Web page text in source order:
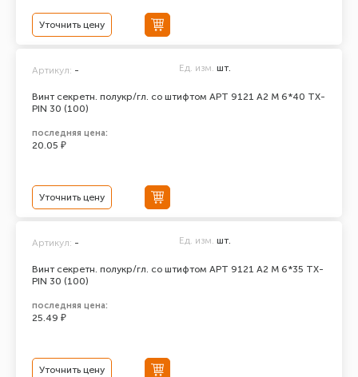
Уточнить цену
Винт секретн. полукр/гл. со штифтом АРТ 9121 А2 M 6*40 TX-
PIN 30 (100)
Артикул: - Ед. изм. шт.
последняя цена:
20.05 ₽
Уточнить цену
Винт секретн. полукр/гл. со штифтом АРТ 9121 А2 M 6*35 TX-
PIN 30 (100)
Артикул: - Ед. изм. шт.
последняя цена:
25.49 ₽
Уточнить цену